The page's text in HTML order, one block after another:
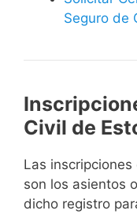
Seguro de
Civil de
Las
son los asientos
dicho registro